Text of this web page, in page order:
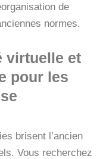
de
normes.
virtuelle et
pour les
brisent l’ancien
Vous recherchez